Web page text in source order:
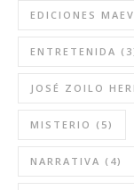
EDICIONES
ENTRETENIDA
JOSÉ ZOILO
MISTERIO (5)
NARRATIVA (4)